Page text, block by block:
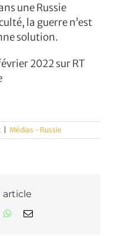
une Russie
la guerre n’est
solution.
2022 sur RT
Médias - Russie
article
WhatsApp
Email